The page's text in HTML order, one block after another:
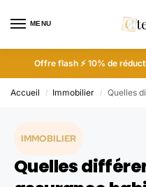
MENU
Offre flash ⚡ 10% de
Accueil / Immobilier / Quelles
IMMOBILIER
Quelles